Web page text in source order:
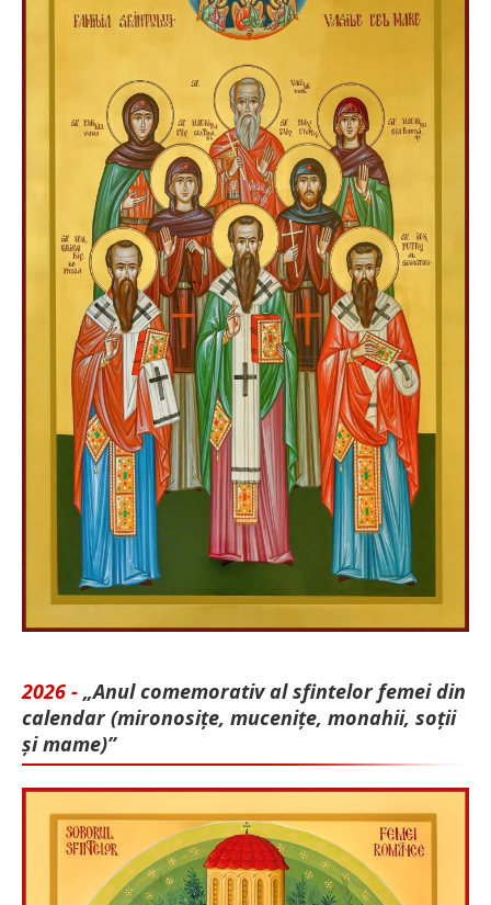
2026 - „Anul comemorativ al sfintelor femei din
calendar (mironosițe, mu­cenițe, monahii, soții
și mame)”